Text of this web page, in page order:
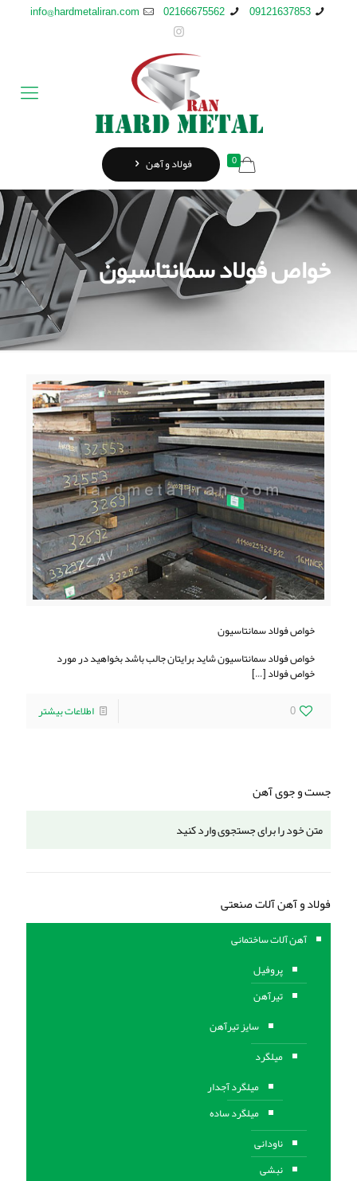
09121637853
02166675562
info@hardmetaliran.com
0 فولاد و آهن
خواص فولاد سمانتاسیون
خواص فولاد سمانتاسیون
خواص فولاد سمانتاسیون شاید برایتان جالب باشد بخواهید در مورد
خواص فولاد[…]
0
اطلاعات بیشتر
جست و جوی آهن
فولاد و آهن آلات صنعتی
آهن آلات ساختمانی
پروفیل
تیرآهن
سایز تیرآهن
میلگرد
میلگرد آجدار
میلگرد ساده
ناودانی
نبشی